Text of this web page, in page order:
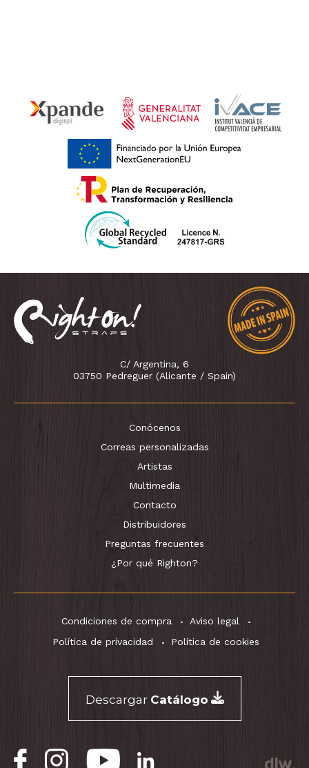
C/ Argentina, 6
03750 Pedreguer (Alicante / Spain)
Conócenos
Correas personalizadas
Artistas
Multimedia
Contacto
Distribuidores
Preguntas frecuentes
¿Por qué Righton?
Condiciones de compra
Aviso legal
Política de privacidad
Política de cookies
Descargar Catálogo